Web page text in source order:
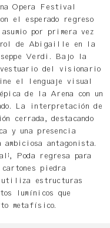
Opera Festival
el esperado regreso
por primera vez
rol de Abigaille en la
Verdi. Bajo la
del visionario
el lenguaje visual
de la Arena con un
La interpretación de
cerrada, destacando
y una presencia
antagonista.
Poda regresa para
piedra
utiliza estructuras
lumínicos que
metafísico.